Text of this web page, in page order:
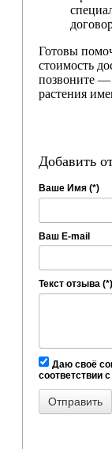
Готовы
стоимость
позвоните
растения
Добавить
Ваше Имя (*)
Ваш E-mail
Текст отзыва (*)
Даю своё
соответствии с